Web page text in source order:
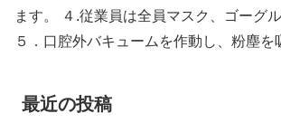
ます。 ４.従業員は全員マスク、ゴーグ
５．口腔外バキュームを作動し、粉塵を
最近の投稿